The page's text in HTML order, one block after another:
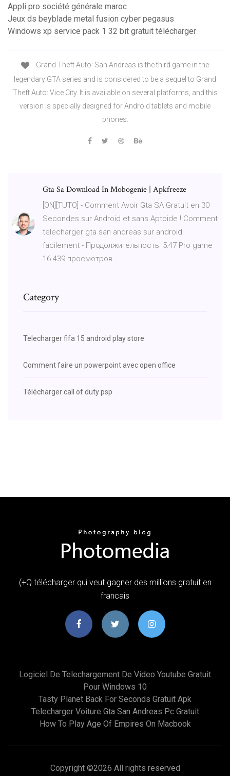
Appli pro société générale maroc
Jeux ds beyblade metal fusion cyber pegasus
Windows xp service pack 1 32 bit gratuit télécharger
Grand Theft Auto: San Andreas is the third game in the
legendary GTA series and is considered to be a sequel to Grand
Theft Auto: Vice City. It is available on several platforms, and this
version is specially designed for Android tablets and mobile
phones.
Gta Sa Download In Mobogenie | Apkfreeze
[ON][TUTO] - Comment Avoir Gta SA Gratuit en 30
Secondes sur Android et sans Aptoide ! Comment
telecharger gta san andreas sur android
facilement - Продолжительность: 5:47 Pro game
16 439 просмотров.
Category
Telecharger fifa 15 android play store
Comment faire un powerpoint avec open office
Télécharger call of duty psp
(+Q télécharger qui veut gagner des millions gratuit en
francais
Logiciel De Telechargement De Video Youtube Gratuit
Pour Windows 10
Tasty Planet Back For Seconds Gratuit Apk
Telecharger Voiture Gta San Andreas Pc Gratuit
How To Play Age Of Empires On Macbook
Copyright ©2026 All rights reserved